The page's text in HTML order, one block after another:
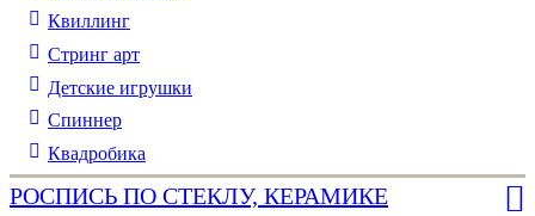
Квиллинг
Стринг арт
Детские игрушки
Спиннер
Квадробика
РОСПИСЬ ПО СТЕКЛУ, КЕРАМИКЕ